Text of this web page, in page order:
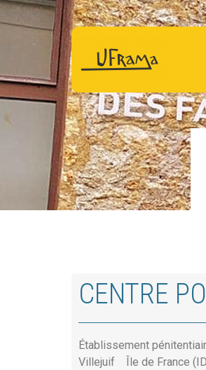
CENTRE
Établissement
Villejuif
Île de France